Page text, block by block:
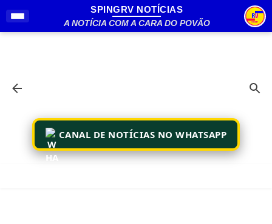
Pular para o conteúdo principal
SPINGRV NOTÍCIAS
A NOTÍCIA COM A CARA DO POVÃO
CANAL DE NOTÍCIAS NO WHATSAPP